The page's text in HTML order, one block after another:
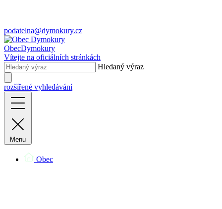
podatelna@dymokury.cz
ObecDymokury
Vítejte na oficiálních stránkách
Hledaný výraz
rozšířené vyhledávání
Menu
Obec